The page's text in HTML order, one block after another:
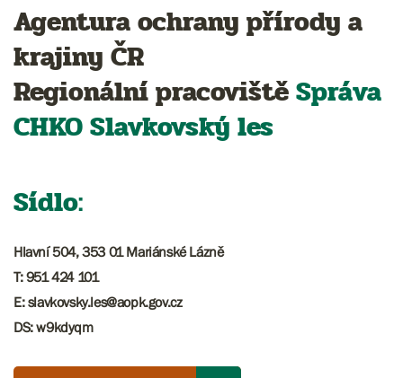
Agentura ochrany přírody a
krajiny ČR
Regionální pracovištěSpráva
CHKOSlavkovský les
Sídlo:
Hlavní 504, 353 01 Mariánské Lázně
T: 951 424 101
E: slavkovsky.les@aopk.gov.cz
DS: w9kdyqm